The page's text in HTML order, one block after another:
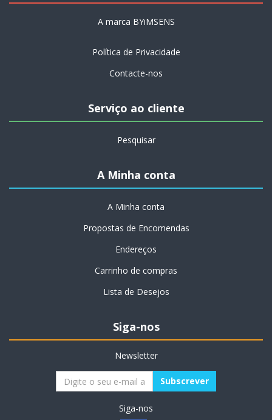
A marca BYiMSENS
Política de Privacidade
Contacte-nos
Serviço ao cliente
Pesquisar
A Minha conta
A Minha conta
Propostas de Encomendas
Endereços
Carrinho de compras
Lista de Desejos
Siga-nos
Newsletter
Siga-nos